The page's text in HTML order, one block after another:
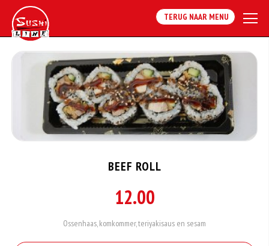
TERUG NAAR MENU
BEEF ROLL
12.00
Ossenhaas, komkommer, teriyakisaus en sesam